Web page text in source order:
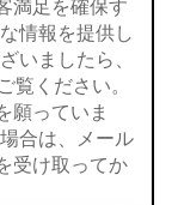
満足を確保す
情報を提供し
いましたら、
ください。
願っていま
合は、メール
受け取ってか